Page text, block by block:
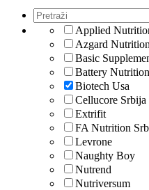
Applied
Azgard Nutrition
Basic
Battery Nutrition
Biotech Usa
Cellucore Srbija
Extrifit
FA Nutrition
Levrone
Naughty Boy
Nutrend
Nutriversum